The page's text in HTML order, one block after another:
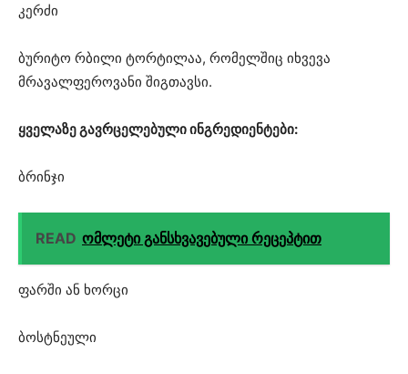
კერძი
ბურიტო რბილი ტორტილაა, რომელშიც იხვევა
მრავალფეროვანი შიგთავსი.
ყველაზე გავრცელებული ინგრედიენტები:
ბრინჯი
READ ომლეტი განსხვავებული რეცეპტით
ფარში ან ხორცი
ბოსტნეული